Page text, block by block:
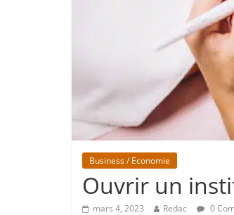
Business / Economie
Ouvrir un
mars 4, 2023 Redac 0